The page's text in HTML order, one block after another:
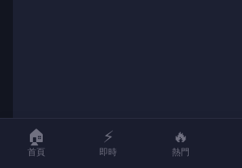
🏠
首頁
⚡
即時
🔥
熱門